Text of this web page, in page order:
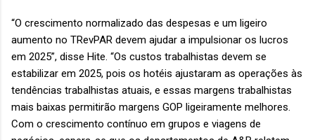
“O crescimento normalizado das despesas e um ligeiro
aumento no TRevPAR devem ajudar a impulsionar os lucros
em 2025”, disse Hite. “Os custos trabalhistas devem se
estabilizar em 2025, pois os hotéis ajustaram as operações às
tendências trabalhistas atuais, e essas margens trabalhistas
mais baixas permitirão margens GOP ligeiramente melhores.
Com o crescimento contínuo em grupos e viagens de